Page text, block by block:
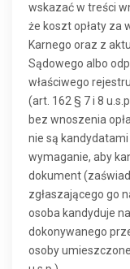
wskazać w treści
że koszt opłaty za
Karnego oraz z
Sądowego albo
właściwego
(art. 162 § 7 i 8
bez wnoszenia
nie są
wymaganie, aby
dokument
zgłaszającego go
osoba kandyduje
dokonywanego
osoby